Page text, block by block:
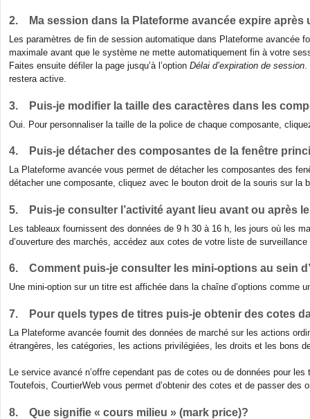
2. Ma session dans la Plateforme avancée expire
Les paramètres de fin de session automatique dans Plateforme avancée
maximale avant que le système ne mette automatiquement fin à votre
Faites ensuite défiler la page jusqu’à l’option Délai d’expiration de session.
restera active.
3. Puis-je modifier la taille des caractères dans les
Oui. Pour personnaliser la taille de la police de chaque composante,
4. Puis-je détacher des composantes de la fenêtre
La Plateforme avancée vous permet de détacher les composantes des
détacher une composante, cliquez avec le bouton droit de la souris sur la
5. Puis-je consulter l’activité ayant lieu avant ou après
Les tableaux fournissent des données de 9 h 30 à 16 h, les jours où les
d’ouverture des marchés, accédez aux cotes de votre liste de
6. Comment puis-je consulter les mini-options au sein
Une mini-option sur un titre est affichée dans la chaîne d’options comme
7. Pour quels types de titres puis-je obtenir des cotes
La Plateforme avancée fournit des données de marché sur les actions
étrangères, les catégories, les actions privilégiées, les droits et les bons
Le service avancé n’offre cependant pas de cotes ou de données pour
Toutefois, CourtierWeb vous permet d’obtenir des cotes et de passer des
8. Que signifie « cours milieu » (mark price)?